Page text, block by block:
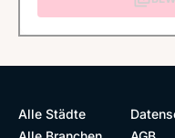
Alle Städte